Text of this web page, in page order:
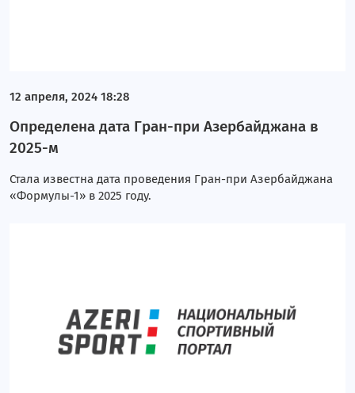
12 апреля, 2024 18:28
Определена дата Гран-при Азербайджана в
2025-м
Стала известна дата проведения Гран-при Азербайджана
«Формулы-1» в 2025 году.